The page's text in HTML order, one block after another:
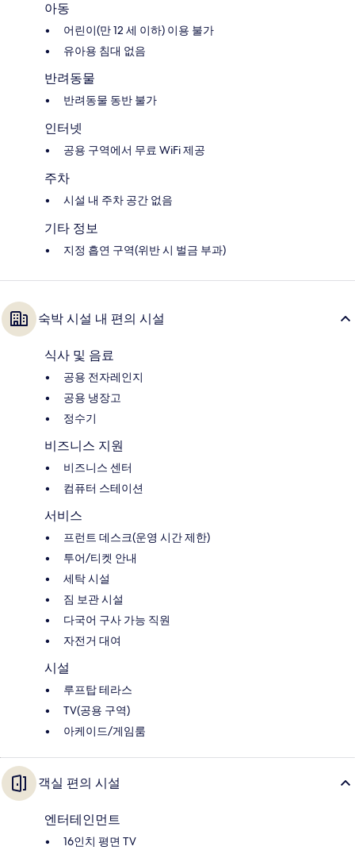
아동
어린이(만 12 세 이하) 이용 불가
유아용 침대 없음
반려동물
반려동물 동반 불가
인터넷
공용 구역에서 무료 WiFi 제공
주차
시설 내 주차 공간 없음
기타 정보
지정 흡연 구역(위반 시 벌금 부과)
숙박 시설 내 편의 시설
식사 및 음료
공용 전자레인지
공용 냉장고
정수기
비즈니스 지원
비즈니스 센터
컴퓨터 스테이션
서비스
프런트 데스크(운영 시간 제한)
투어/티켓 안내
세탁 시설
짐 보관 시설
다국어 구사 가능 직원
자전거 대여
시설
루프탑 테라스
TV(공용 구역)
아케이드/게임룸
객실 편의 시설
엔터테인먼트
16인치 평면 TV